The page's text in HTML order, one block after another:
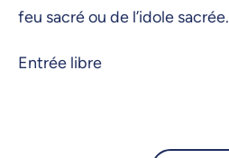
feu sacré ou de l’idole sacrée.
Entrée libre